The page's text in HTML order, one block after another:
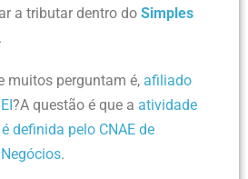
a tributar dentro do Simples
muitos perguntam é, afiliado
?A questão é que a atividade
definida pelo CNAE de
.